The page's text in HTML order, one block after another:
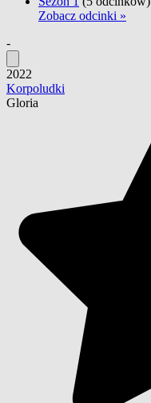
Zobacz odcinki »
-
2022
Korpoludki
Gloria